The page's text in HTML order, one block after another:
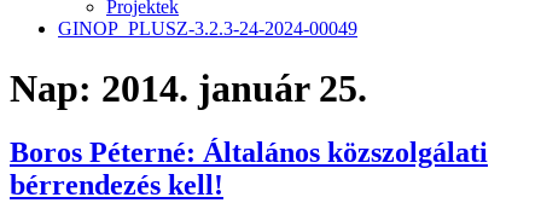
Projektek
GINOP_PLUSZ-3.2.3-24-2024-00049
Nap: 2014. január 25.
Boros Péterné: Általános közszolgálati
bérrendezés kell!